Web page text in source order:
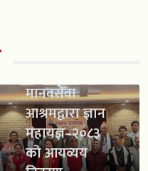
मानवसेवा
आश्रमद्वारा ज्ञान
महायज्ञ–२०८३
को आयव्यय